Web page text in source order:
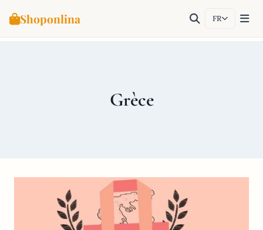
Shoponlina FR
Grèce